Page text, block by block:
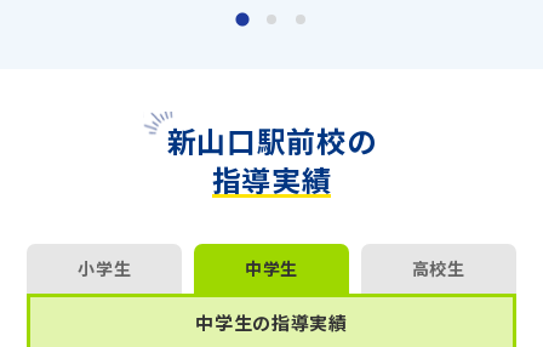
教室長兼教育プランナー 登亀 康志
【メッセージ】
それぞれの生徒さんに合わせた授業を意識し、
生徒の「得意」を褒めて伸ばすことを大事にしてい
一緒に目標に向かって突き進みましょう！
新山口駅前校の
指導実績
小学生 中学生 高校生
中学生の指導実績